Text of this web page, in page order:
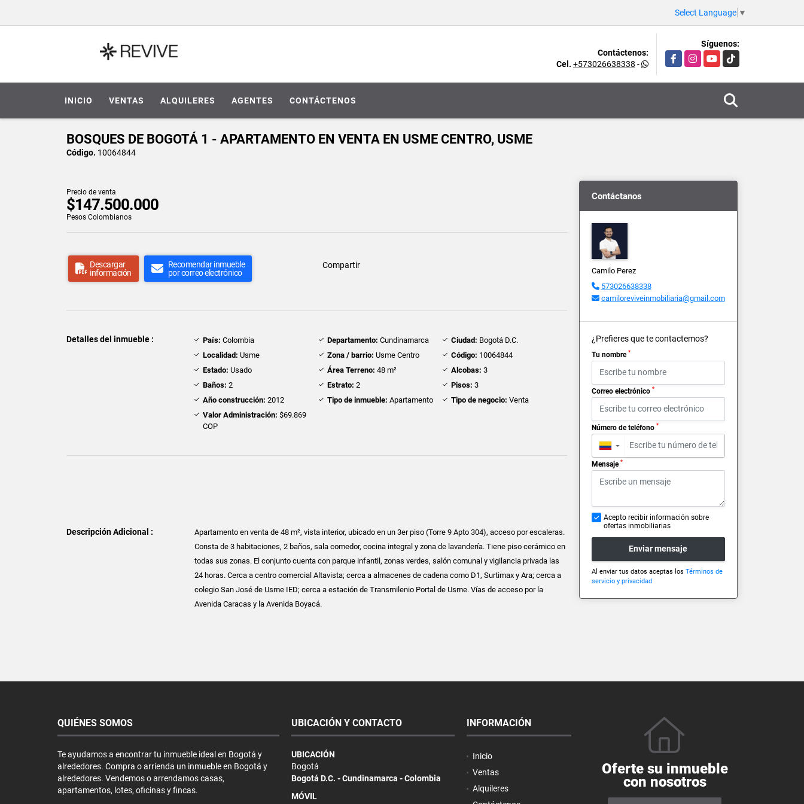
Select Language ▼
Contáctenos:
Cel. +573026638338 -
Síguenos:
FacebookInstagramYouTubeTikTok
INICIO VENTAS ALQUILERES AGENTES CONTÁCTENOS
BOSQUES DE BOGOTÁ 1 - APARTAMENTO EN VENTA EN USME CENTRO, USME
Código. 10064844
Precio de venta
$147.500.000
Pesos Colombianos
Descargar
información
Recomendar inmueble
por correo electrónico
Compartir
Detalles del inmueble : País: Colombia Departamento: Cundinamarca Ciudad: Bogotá D.C.
Localidad: Usme Zona / barrio: Usme Centro Código: 10064844
Estado: Usado Área Terreno: 48 m² Alcobas: 3
Baños: 2 Estrato: 2 Pisos: 3
Año construcción: 2012 Tipo de inmueble: Apartamento Tipo de negocio: Venta
Valor Administración: $69.869
COP
Descripción Adicional :
Apartamento en venta de 48 m², vista interior, ubicado en un 3er piso (Torre 9 Apto 304), acceso por escaleras.
Consta de 3 habitaciones, 2 baños, sala comedor, cocina integral y zona de lavandería. Tiene piso cerámico en
todas sus zonas. El conjunto cuenta con parque infantil, zonas verdes, salón comunal y vigilancia privada las
24 horas. Cerca a centro comercial Altavista; cerca a almacenes de cadena como D1, Surtimax y Ara; cerca a
colegio San José de Usme IED; cerca a estación de Transmilenio Portal de Usme. Vías de acceso por la
Avenida Caracas y la Avenida Boyacá.
Contáctanos
Camilo Perez
573026638338
camiloreviveinmobiliaria@gmail.com
¿Prefieres que te contactemos?
Tu nombre *
Correo electrónico *
Número de teléfono *
▼
Mensaje *
Acepto recibir información sobre
ofertas inmobiliarias
Enviar mensaje
Al enviar tus datos aceptas los Términos de
servicio y privacidad
QUIÉNES SOMOS
Te ayudamos a encontrar tu inmueble ideal en Bogotá y
alrededores. Compra o arrienda un inmueble en Bogotá y
alrededores. Vendemos o arrendamos casas,
apartamentos, lotes, oficinas y fincas.
UBICACIÓN Y CONTACTO
UBICACIÓN
Bogotá
Bogotá D.C. - Cundinamarca - Colombia
MÓVIL
INFORMACIÓN
Inicio
Ventas
Alquileres
Oferte su inmueble
con nosotros